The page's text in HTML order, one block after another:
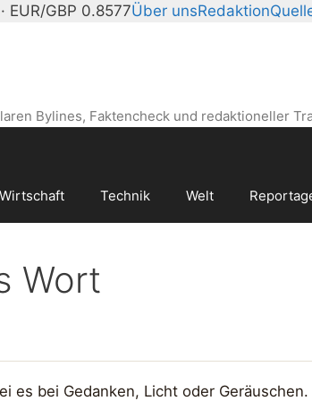
EUR/GBP 0.8577Über unsRedaktion
Bylines, Faktencheck und redaktioneller
Wirtschaft Technik Welt
Wort
es bei Gedanken, Licht oder Geräuschen.